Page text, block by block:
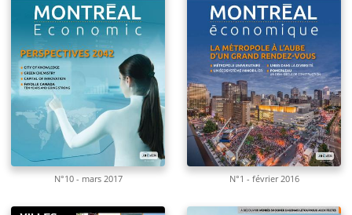
N°10 - mars 2017 N°1 - février 2016